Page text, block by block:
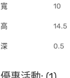
寬 10
高 14.5
深 0.5